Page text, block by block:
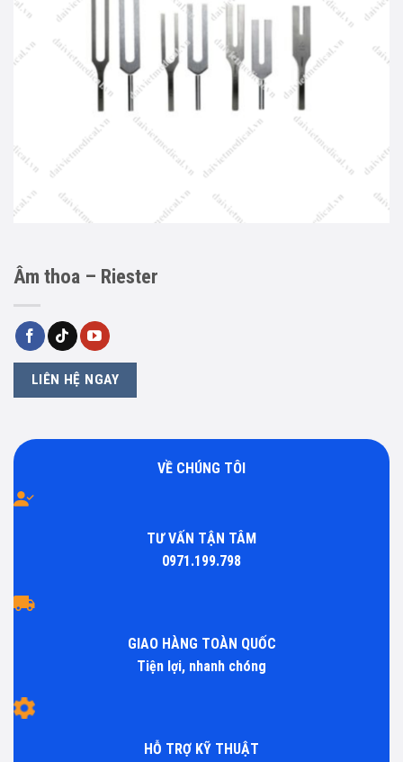
Âm thoa – Riester
LIÊN HỆ NGAY
VỀ CHÚNG TÔI
TƯ VẤN TẬN TÂM
0971.199.798
GIAO HÀNG TOÀN QUỐC
Tiện lợi, nhanh chóng
HỖ TRỢ KỸ THUẬT